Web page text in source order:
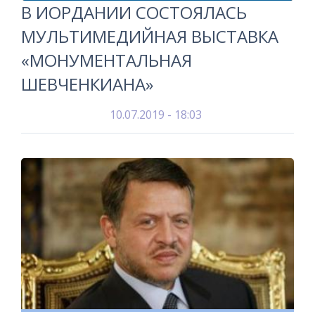
В ИОРДАНИИ СОСТОЯЛАСЬ
МУЛЬТИМЕДИЙНАЯ ВЫСТАВКА
«МОНУМЕНТАЛЬНАЯ
ШЕВЧЕНКИАНА»
10.07.2019 - 18:03